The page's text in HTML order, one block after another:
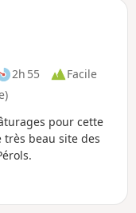
2h 55
Facile
pour cette
beau site des